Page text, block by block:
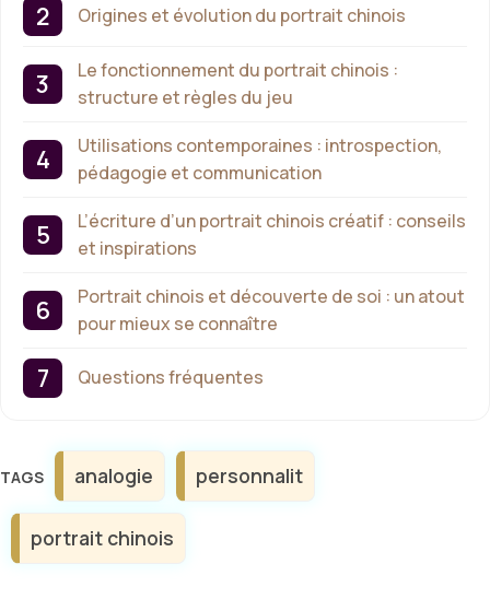
Origines et évolution du portrait chinois
Le fonctionnement du portrait chinois :
structure et règles du jeu
Utilisations contemporaines : introspection,
pédagogie et communication
L’écriture d’un portrait chinois créatif : conseils
et inspirations
Portrait chinois et découverte de soi : un atout
pour mieux se connaître
Questions fréquentes
Étiquettes
analogie personnalit
portrait chinois